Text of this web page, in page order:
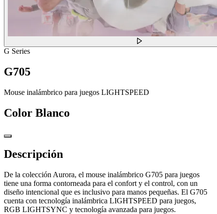
G Series
G705
Mouse inalámbrico para juegos LIGHTSPEED
Color Blanco
Descripción
De la colección Aurora, el mouse inalámbrico G705 para juegos
tiene una forma contorneada para el confort y el control, con un
diseño intencional que es inclusivo para manos pequeñas. El G705
cuenta con tecnología inalámbrica LIGHTSPEED para juegos,
RGB LIGHTSYNC y tecnología avanzada para juegos.